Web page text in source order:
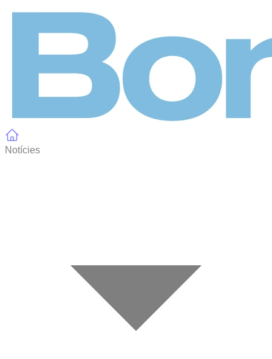
Notícies